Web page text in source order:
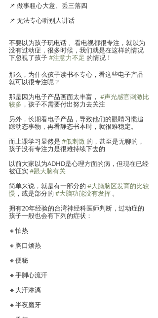
📌 做事粗心大意、丢三落四
📌 无法专心听别人讲话
不要以为孩子玩电话 、看电视都很专注，就以为
没有过动症，很多时候，我们就是在这样的情况
下忽视了孩子 #注意力不足 的情况！
那么，为什么孩子读书不专心，看这些电子产品
就可以很专注呢？
那是因为电子产品画面太丰富， #声光感官刺激比
较多 ，孩子不需要付出努力去关注
另外，长期看电子产品，导致他们的眼睛习惯追
踪动态事物，再看静态书本时，就很难稳定。
而上课学习显然是 #低刺激 的，甚至是无聊的，
孩子没有专注力是很难持续下去的
以前大家以为ADHD是心理方面的病，但现在已经
被证实 #跟大脑有关
简单来说，就是有一部分的 #大脑脑区发育的比较
慢 ，或是部分的 #大脑功能没有发挥 。
拥有20年经验的台湾神经科医师判断，过动症的
孩子一般也会有下列的症状：
🔸怕热
🔸胸口烦热
🔸便秘
🔸手脚心流汗
🔸大汗淋漓
🔸半夜磨牙